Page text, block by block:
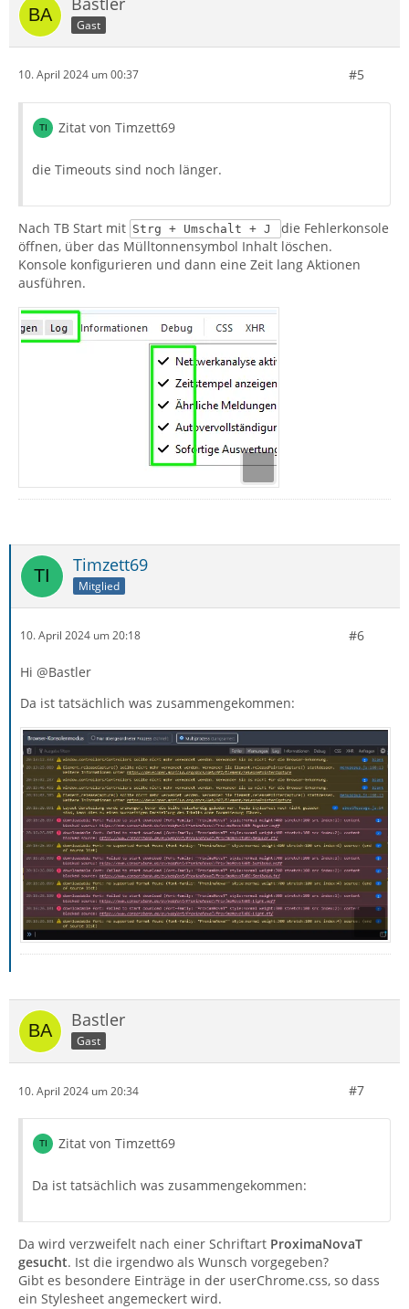
Gast
10. April 2024 um 00:37 #5
Zitat von Timzett69
die Timeouts sind noch länger.
Nach TB Start mit Strg + Umschalt + J
die Fehlerkonsole
öffnen, über das Mülltonnensymbol Inhalt löschen.
Konsole konfigurieren und dann eine Zeit lang Aktionen
ausführen.
Timzett69
Mitglied
10. April 2024 um 20:18 #6
Hi @Bastler
Da ist tatsächlich was zusammengekommen:
Bastler
Gast
10. April 2024 um 20:34 #7
Zitat von Timzett69
Da ist tatsächlich was zusammengekommen:
Da wird verzweifelt nach einer Schriftart ProximaNovaT
gesucht. Ist die irgendwo als Wunsch vorgegeben?
Gibt es besondere Einträge in der userChrome.css, so dass
ein Stylesheet angemeckert wird.